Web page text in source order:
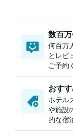
数百
何百万
とレビ
ご予約
おす
ホテル
や施設
的な宿